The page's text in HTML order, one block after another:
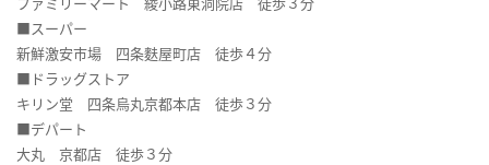
■スーパー
新鮮激安市場 四条麩屋町店 徒歩４分
■ドラッグストア
キリン堂 四条烏丸京都本店 徒歩３分
■デパート
大丸 京都店 徒歩３分